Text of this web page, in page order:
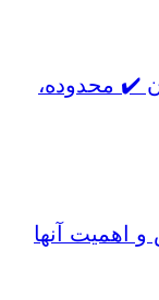
✔️ محدوده،
اهمیت آنها